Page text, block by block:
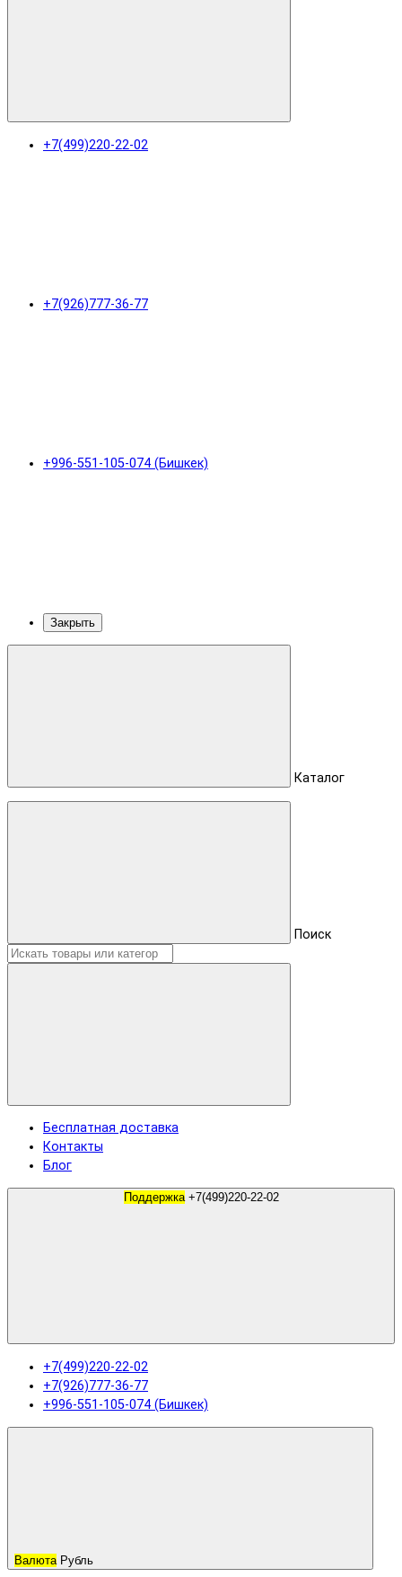
+7(499)220-22-02
+7(926)777-36-77
+996-551-105-074 (Бишкек)
Закрыть
Каталог
Поиск
Бесплатная доставка
Контакты
Блог
Поддержка +7(499)220-22-02
+7(499)220-22-02
+7(926)777-36-77
+996-551-105-074 (Бишкек)
Валюта Рубль